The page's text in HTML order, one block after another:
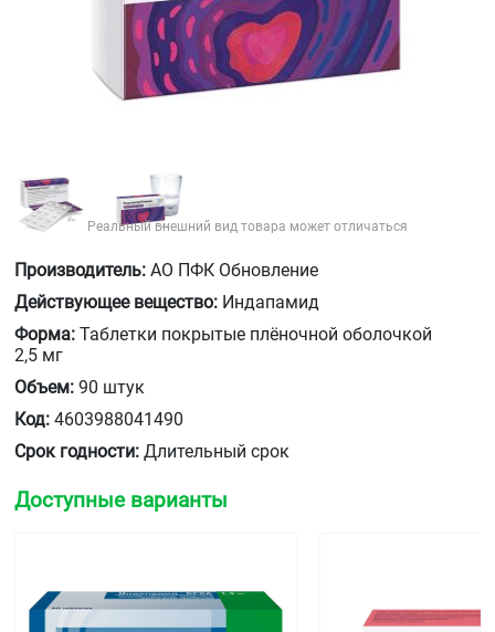
Реальный внешний вид товара может отличаться
Производитель: АО ПФК Обновление
Действующее вещество: Индапамид
Форма: Таблетки покрытые плёночной оболочкой
2,5 мг
Объем: 90 штук
Код: 4603988041490
Срок годности: Длительный срок
Доступные варианты